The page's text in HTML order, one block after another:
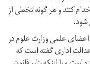
کنند و هر گونه تخطی از
شود.
علمی وزارت علوم در
عدالت اداری گفته است که